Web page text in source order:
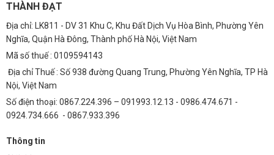
Để đảm bảo nguồn Meanwell ELG-150-C1400B hoạt động hiệu quả
và bền bỉ, bạn cần lưu ý những điều sau:
Chọn mua sản phẩm từ các nhà cung cấp uy tín như
Meanwell ELG-150-C1400 (149.8W/107V/1400mA)
chất lượng và nguồn gốc xuất xứ.
Kiểm tra kỹ các thông số kỹ thuật và đảm bảo rằng nó phù hợp với
yêu cầu của hệ thống đèn LED.
tiếp.
THÀNH ĐẠT
Địa chỉ: LK811 - DV 31 Khu C, Khu Đất Dịch Vụ Hòa Bình, Phường Yên
Nghĩa, Quận Hà Đông, Thành phố Hà Nội, Việt Nam
Mã số thuế : 0109594143
Địa chỉ Thuế : Số 938 đường Quang Trung, Phường Yên Nghĩa, TP Hà
Nội, Việt Nam
Số điện thoại: 0867.224.396 – 091993.12.13 - 0986.474.671 -
0924.734.666 - 0867.933.396
Thông tin